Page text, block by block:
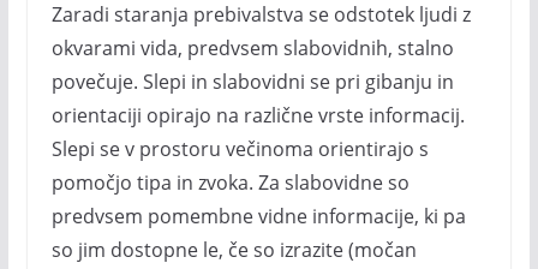
Zaradi staranja prebivalstva se odstotek ljudi z
okvarami vida, predvsem slabovidnih, stalno
povečuje. Slepi in slabovidni se pri gibanju in
orientaciji opirajo na različne vrste informacij.
Slepi se v prostoru večinoma orientirajo s
pomočjo tipa in zvoka. Za slabovidne so
predvsem pomembne vidne informacije, ki pa
so jim dostopne le, če so izrazite (močan